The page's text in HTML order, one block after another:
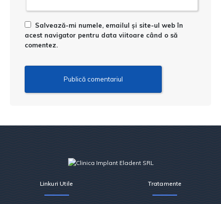
Salvează-mi numele, emailul și site-ul web în
acest navigator pentru data viitoare când o să
comentez.
Linkuri Utile Tratamente